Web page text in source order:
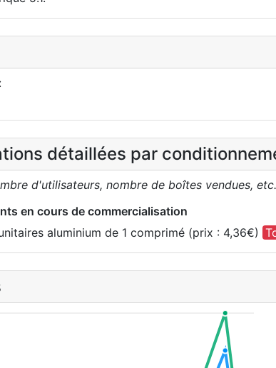
:
détaillées par
d'utilisateurs, nombre de boîtes vendues, etc.
en cours de commercialisation
aluminium de 1 comprimé (prix : 4,36€)